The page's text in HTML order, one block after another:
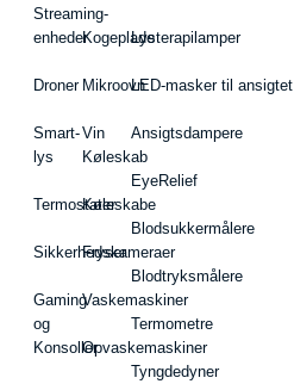
Streaming-
enheder
Droner
Smart-
lys
Termostater
Sikkerhedskameraer
Gaming
og
Konsoller
Kogeplade
Mikroovn
Vin
Køleskab
Køleskabe
Fryser
Vaskemaskiner
Opvaskemaskiner
Lysterapilamper
LED-masker til ansigtet
Ansigtsdampere
EyeRelief
Blodsukkermålere
Blodtryksmålere
Termometre
Tyngdedyner